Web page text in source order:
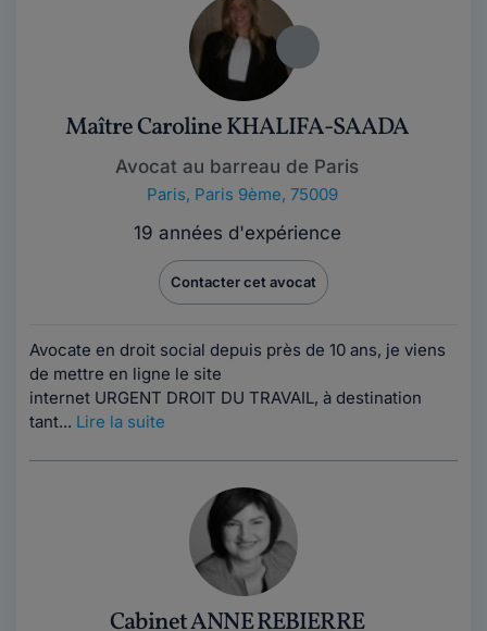
Maître Caroline KHALIFA-SAADA
Avocat au barreau de Paris
Paris, Paris 9ème, 75009
19 années d'expérience
Contacter cet avocat
Avocate en droit social depuis près de 10 ans, je viens
de mettre en ligne le site
internet URGENT DROIT DU TRAVAIL, à destination
tant... Lire la suite
Cabinet ANNE REBIERRE